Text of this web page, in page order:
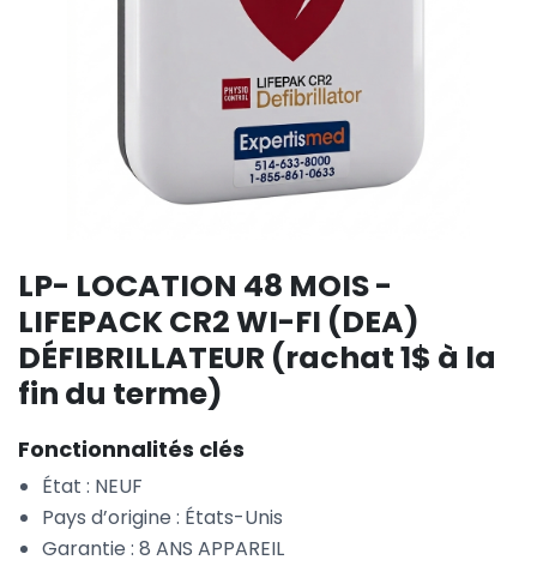
LP- LOCATION 48 MOIS -
LIFEPACK CR2 WI-FI (DEA)
DÉFIBRILLATEUR (rachat 1$ à la
fin du terme)
Fonctionnalités clés
État : NEUF
Pays d’origine : États-Unis
Garantie : 8 ANS APPAREIL